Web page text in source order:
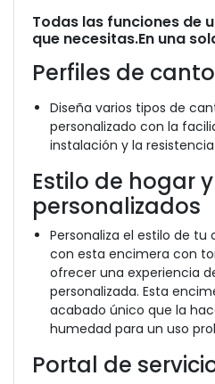
Todas las funciones de
que necesitas.En una
Perfiles de canto
Diseña varios tipos de
personalizado con la
instalación y la
Estilo de hogar
personalizados
Personaliza el estilo de
con esta encimera con
ofrecer una experiencia
personalizada. Esta
acabado único que la
humedad para un uso
Portal de